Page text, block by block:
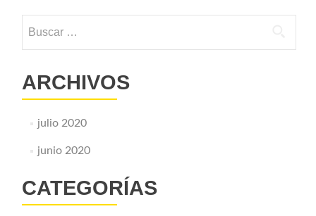
ARCHIVOS
julio 2020
junio 2020
CATEGORÍAS